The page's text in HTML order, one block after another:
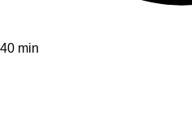
40 min